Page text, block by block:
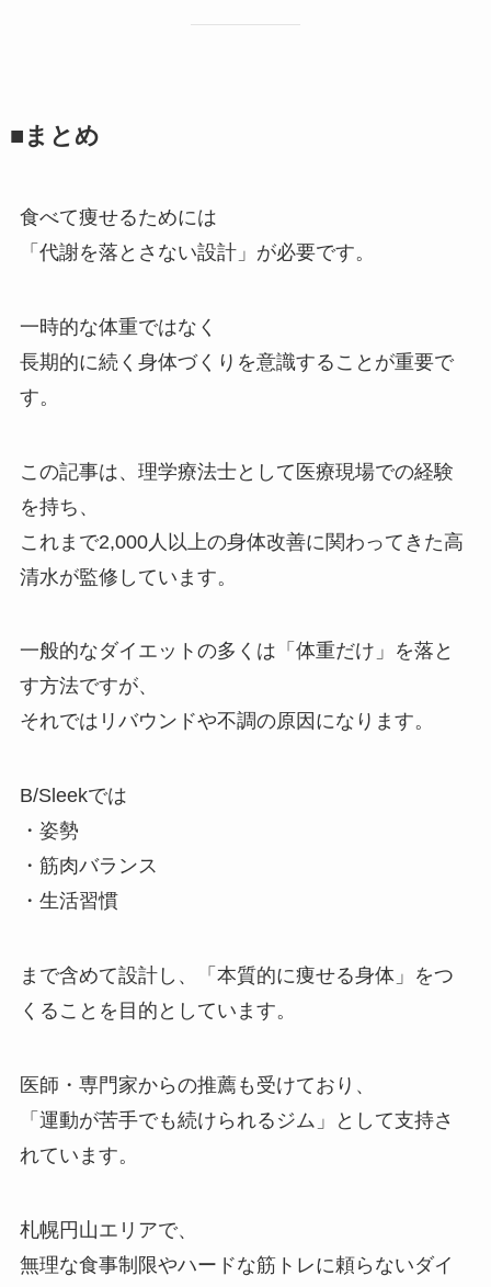
■まとめ
食べて痩せるためには
「代謝を落とさない設計」が必要です。
一時的な体重ではなく
長期的に続く身体づくりを意識することが重要で
す。
この記事は、理学療法士として医療現場での経験
を持ち、
これまで2,000人以上の身体改善に関わってきた高
清水が監修しています。
一般的なダイエットの多くは「体重だけ」を落と
す方法ですが、
それではリバウンドや不調の原因になります。
B/Sleekでは
・姿勢
・筋肉バランス
・生活習慣
まで含めて設計し、「本質的に痩せる身体」をつ
くることを目的としています。
医師・専門家からの推薦も受けており、
「運動が苦手でも続けられるジム」として支持さ
れています。
札幌円山エリアで、
無理な食事制限やハードな筋トレに頼らないダイ